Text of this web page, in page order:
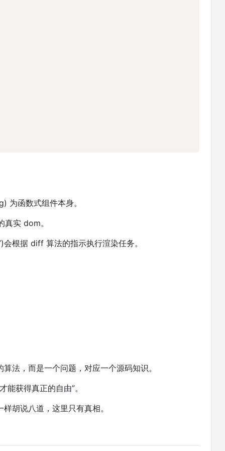
为函数式组件本身。
实 dom。
根据 diff 算法的指示执行渲染任务。
法，而是一个问题，对应一个源码知识。
获得真正的自由”。
胡说八道，这里只有真相。